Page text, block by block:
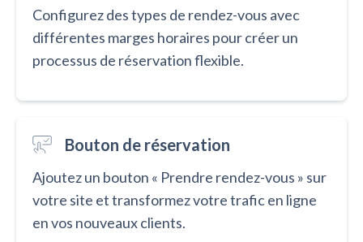
Configurez des types de rendez-vous avec
différentes marges horaires pour créer un
processus de réservation flexible.
Bouton de réservation
Ajoutez un bouton « Prendre rendez-vous » sur
votre site et transformez votre trafic en ligne
en vos nouveaux clients.